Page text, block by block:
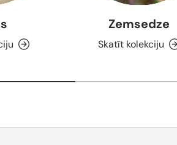
Zemsedze
Skatīt kolekciju